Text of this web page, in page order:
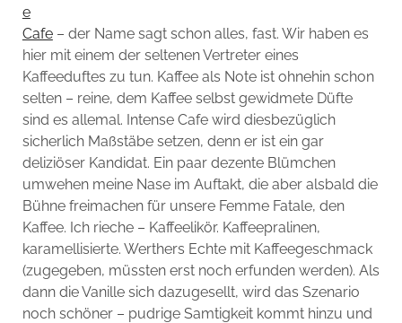
e
Cafe– der Name sagt schon alles, fast. Wir haben es
hier mit einem der seltenen Vertreter eines
Kaffeeduftes zu tun. Kaffee als Note ist ohnehin schon
selten – reine, dem Kaffee selbst gewidmete Düfte
sind es allemal. Intense Cafe wird diesbezüglich
sicherlich Maßstäbe setzen, denn er ist ein gar
deliziöser Kandidat. Ein paar dezente Blümchen
umwehen meine Nase im Auftakt, die aber alsbald die
Bühne freimachen für unsere Femme Fatale, den
Kaffee. Ich rieche – Kaffeelikör. Kaffeepralinen,
karamellisierte. Werthers Echte mit Kaffeegeschmack
(zugegeben, müssten erst noch erfunden werden). Als
dann die Vanille sich dazugesellt, wird das Szenario
noch schöner – pudrige Samtigkeit kommt hinzu und